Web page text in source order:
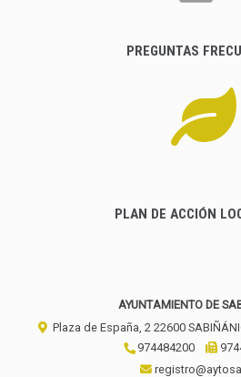
PREGUNTAS
PLAN DE ACCIÓN
AYUNTAMIENTO DE
Plaza de España, 2 22600
974484200